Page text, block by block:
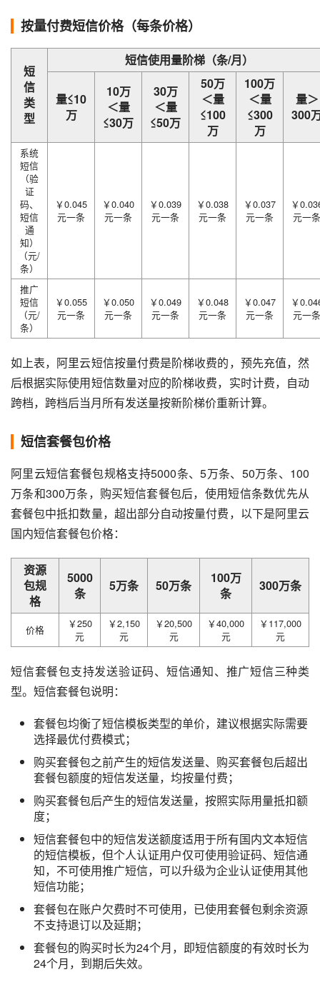
按量付费短信价格（每条价格）
短
信
类
型
短信使用量阶梯（条/月）
量≤10
万
10万
＜量
≤30万
30万
＜量
≤50万
50万
＜量
≤100
万
100万
＜量
≤300
万
量＞
300
系统
短信
（验
证
码、
短信
通
知）
（元/
条）
￥0.045
元一条
￥0.040
元一条
￥0.039
元一条
￥0.038
元一条
￥0.037
元一条
￥
元一条
推广
短信
（元/
条）
￥0.055
元一条
￥0.050
元一条
￥0.049
元一条
￥0.048
元一条
￥0.047
元一条
￥
元一条
如上表，阿里云短信按量付费是阶梯收费的，预先充值，然
后根据实际使用短信数量对应的阶梯收费，实时计费，自动
跨档，跨档后当月所有发送量按新阶梯价重新计算。
短信套餐包价格
阿里云短信套餐包规格支持5000条、5万条、50万条、100
万条和300万条，购买短信套餐包后，使用短信条数优先从
套餐包中抵扣数量，超出部分自动按量付费，以下是阿里云
国内短信套餐包价格：
资源
包规
格
5000
条
5万条 50万条
100万
条
300万条
价格
￥250
元
￥2,150
元
￥20,500
元
￥40,000
元
￥117,000
元
短信套餐包支持发送验证码、短信通知、推广短信三种类
型。短信套餐包说明：
套餐包均衡了短信模板类型的单价，建议根据实际需要
选择最优付费模式；
购买套餐包之前产生的短信发送量、购买套餐包后超出
套餐包额度的短信发送量，均按量付费；
购买套餐包后产生的短信发送量，按照实际用量抵扣额
度；
短信套餐包中的短信发送额度适用于所有国内文本短信
的短信模板，但个人认证用户仅可使用验证码、短信通
知，不可使用推广短信，可以升级为企业认证使用其他
短信功能；
套餐包在账户欠费时不可使用，已使用套餐包剩余资源
不支持退订以及延期；
套餐包的购买时长为24个月，即短信额度的有效时长为
24个月，到期后失效。